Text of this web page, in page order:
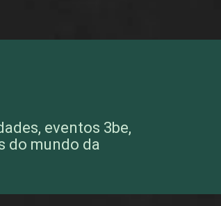
eventos 3be,
do mundo da